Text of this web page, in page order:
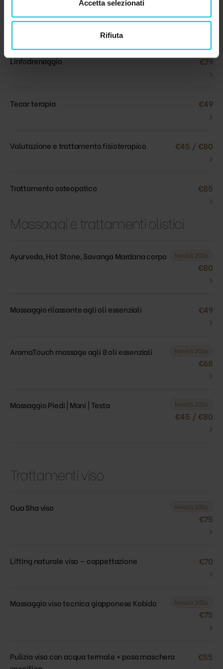
Accetta selezionati
Rifiuta
Fisio Thai €80
Linfodrenaggio €79
›
Tecar terapia €49
›
Valutazione e trattamento fisioterapico €45 / €80
›
Trattamento osteopatico €85
›
Massaggi e trattamenti olistici
Ayurveda, Hot Stone, Savanga Mardana corpo Novità 2026
€80
›
Massaggio rilassante agli oli essenziali €49
›
AromaTouch massage agli 8 oli essenziali Novità 2026
€68
›
Massaggio Piedi | Mani | Testa Novità 2026
€45 / €80
›
Trattamenti viso
Gua Sha viso Novità 2026
€75
›
Lifting naturale viso — coppettazione €70
›
Massaggio viso tecnica giapponese Kobido Novità 2026
€75
›
Pulizia viso con acqua termale + posa maschera
€55